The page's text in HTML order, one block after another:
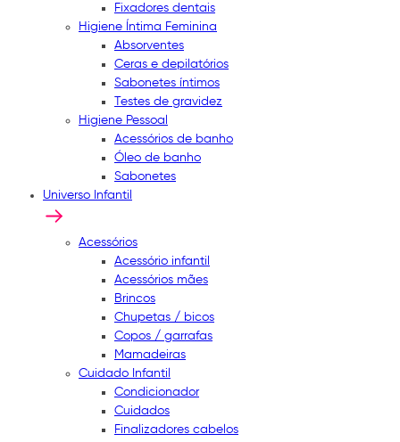
Fixadores dentais
Higiene Íntima Feminina
Absorventes
Ceras e depilatórios
Sabonetes íntimos
Testes de gravidez
Higiene Pessoal
Acessórios de banho
Óleo de banho
Sabonetes
Universo Infantil
Acessórios
Acessório infantil
Acessórios mães
Brincos
Chupetas / bicos
Copos / garrafas
Mamadeiras
Cuidado Infantil
Condicionador
Cuidados
Finalizadores cabelos